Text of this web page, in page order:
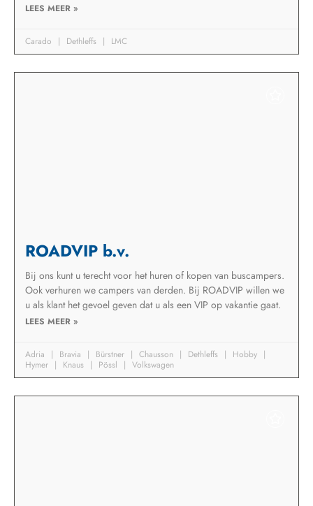
LEES MEER »
Carado Dethleffs LMC
ROADVIP b.v.
Bij ons kunt u terecht voor het huren of kopen van buscampers.
Ook verhuren we campers van derden. Bij ROADVIP willen we
u als klant het gevoel geven dat u als een VIP op vakantie gaat.
LEES MEER »
Adria Bravia Bürstner Chausson Dethleffs
Hobby
Hymer
Knaus Pössl Volkswagen